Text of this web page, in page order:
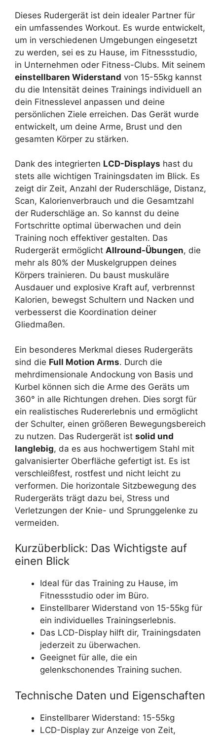
Dieses Rudergerät ist dein idealer Partner für
ein umfassendes Workout. Es wurde entwickelt,
um in verschiedenen Umgebungen eingesetzt
zu werden, sei es zu Hause, im Fitnessstudio,
in Unternehmen oder Fitness-Clubs. Mit seinem
einstellbaren Widerstand von 15-55kg kannst
du die Intensität deines Trainings individuell an
dein Fitnesslevel anpassen und deine
persönlichen Ziele erreichen. Das Gerät wurde
entwickelt, um deine Arme, Brust und den
gesamten Körper zu stärken.
Dank des integrierten LCD-Displays hast du
stets alle wichtigen Trainingsdaten im Blick. Es
zeigt dir Zeit, Anzahl der Ruderschläge, Distanz,
Scan, Kalorienverbrauch und die Gesamtzahl
der Ruderschläge an. So kannst du deine
Fortschritte optimal überwachen und dein
Training noch effektiver gestalten. Das
Rudergerät ermöglicht Allround-Übungen, die
mehr als 80% der Muskelgruppen deines
Körpers trainieren. Du baust muskuläre
Ausdauer und explosive Kraft auf, verbrennst
Kalorien, bewegst Schultern und Nacken und
verbesserst die Koordination deiner
Gliedmaßen.
Ein besonderes Merkmal dieses Rudergeräts
sind die Full Motion Arms. Durch die
mehrdimensionale Andockung von Basis und
Kurbel können sich die Arme des Geräts um
360° in alle Richtungen drehen. Dies sorgt für
ein realistisches Rudererlebnis und ermöglicht
der Schulter, einen größeren Bewegungsbereich
zu nutzen. Das Rudergerät ist solid und
langlebig, da es aus hochwertigem Stahl mit
galvanisierter Oberfläche gefertigt ist. Es ist
verschleißfest, rostfest und nicht leicht zu
verformen. Die horizontale Sitzbewegung des
Rudergeräts trägt dazu bei, Stress und
Verletzungen der Knie- und Sprunggelenke zu
vermeiden.
Kurzüberblick: Das Wichtigste auf
einen Blick
Ideal für das Training zu Hause, im
Fitnessstudio oder im Büro.
Einstellbarer Widerstand von 15-55kg für
ein individuelles Trainingserlebnis.
Das LCD-Display hilft dir, Trainingsdaten
jederzeit zu überwachen.
Geeignet für alle, die ein
gelenkschonendes Training suchen.
Technische Daten und Eigenschaften
Einstellbarer Widerstand: 15-55kg
LCD-Display zur Anzeige von Zeit,